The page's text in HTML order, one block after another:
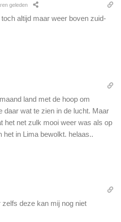
geleden
altijd maar weer boven zuid-
land met de hoop om
daar wat te zien in de lucht. Maar
het net zulk mooi weer was als op
het in Lima bewolkt. helaas..
deze kan mij nog niet